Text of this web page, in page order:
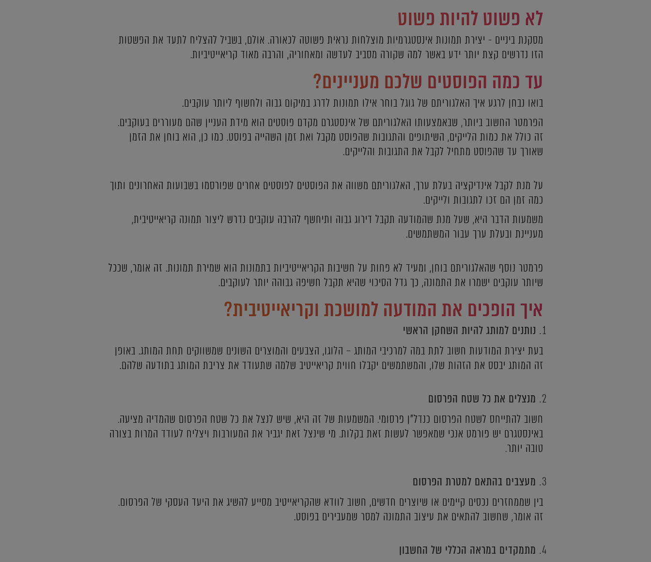
לא פשוט להיות פשוט
מסקנת ביניים - יצירת תמונות אינסטגרמיות מוצלחות נראית פשוטה לכאורה. אולם, בשביל להצליח לתעד את הפשטות
הזו נדרשים קצת יותר ידע באשר למה שקורה מסביב לעדשה ומאחוריה, והרבה מאוד קריאייטיביות.
עד כמה הפוסטים שלכם מעניינים?
בואו נבחן לרגע איך האלגוריתם של גוגל בוחר אילו תמונות לדרג במיקום גבוה ולחשוף ליותר עוקבים.
הפרמטר החשוב ביותר, שבאמצעותו האלגוריתם של אינסטגרם מקדם פוסטים הוא מידת העניין שהם מעוררים בעוקבים.
זה כולל את כמות הלייקים, השיתופים והתגובות שהפוסט מקבל ואת זמן השהייה בפוסט. כמו כן, הוא בוחן את הזמן
שאורך עד שהפוסט מתחיל לקבל את התגובות והלייקים.
על מנת לקבל אינדיקציה בעלת ערך, האלגוריתם משווה את הפוסטים לפוסטים אחרים שפורסמו בשבועות האחרונים ותוך
כמה זמן הם זכו לתגובות ולייקים.
משמעות הדבר היא, שעל מנת שהמודעה תקבל דירוג גבוה ותיחשף להרבה עוקבים נדרש ליצור תמונה קריאייטיבית,
מעניינת ובעלת ערך עבור המשתמשים.
פרמטר נוסף שהאלגוריתם בוחן, ומעיד לא פחות על חשיבות הקריאייטיביות בתמונות הוא שמירת תמונות. זה אומר, שככל
שיותר עוקבים ישמרו את התמונה, כך גדל הסיכוי שהיא תקבל חשיפה גבוהה יותר לעוקבים.
איך הופכים את המודעה למושכת וקריאייטיבית?
נותנים למותג להיות השחקן הראשי
בעת יצירת המודעות חשוב לתת במה למרכיבי המותג – הלוגו, הצבעים והמוצרים השונים שמשווקים תחת המותג. באופן
זה המותג יבסס את הזהות שלו, והמשתמשים יקבלו חווית קריאייטיב שלמה שתעודד את צריבת המותג בתודעה שלהם.
מנצלים את כל שטח הפרסום
חשוב להתייחס לשטח הפרסום כנדל"ן פרסומי. המשמעות של זה היא, שיש לנצל את כל שטח הפרסום שהמדיה מציעה.
באינסטגרם יש פורמט אנכי שמאפשר לעשות זאת בקלות. מי שינצל זאת יגביר את המעורבות ויצליח לעודד המרות בצורה
טובה יותר.
מעצבים בהתאם למטרת הפרסום
בין שממחזרים נכסים קיימים או שיוצרים חדשים, חשוב לוודא שהקריאייטיב מסייע להשיג את היעד העסקי של הפרסום.
זה אומר, שחשוב להתאים את עיצוב התמונה למסר שמעבירים בפוסט.
מתמקדים במראה הכללי של החשבון